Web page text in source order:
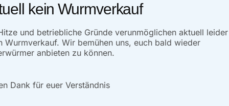
ARTIKEL LESEN»
Oktober 15, 2023 Keine Kommentare
kein Wurmverkauf
und betriebliche Gründe verunmöglichen aktuell leider
Wurmverkauf. Wir bemühen uns, euch bald wieder
anbieten zu können.
Dank für euer Verständnis